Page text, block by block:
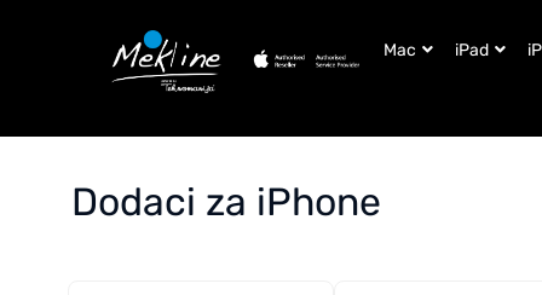
Mac iPad
Dodaci za iPhone